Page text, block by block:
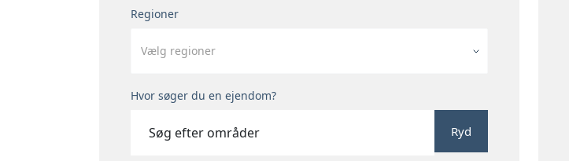
Regioner
Vælg regioner
Hvor søger du en ejendom?
Ryd
Søg efter områder